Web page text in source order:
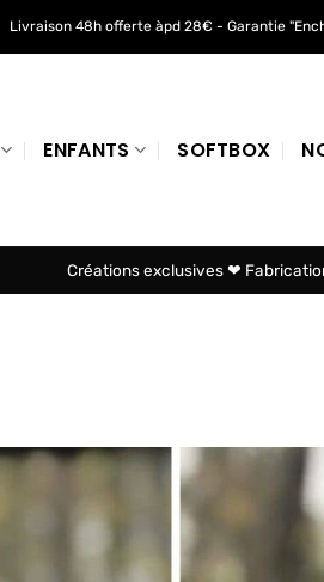
Livraison 48h offerte àpd 28€ - Garantie
ENFANTS SOFTBOX
Créations exclusives ❤